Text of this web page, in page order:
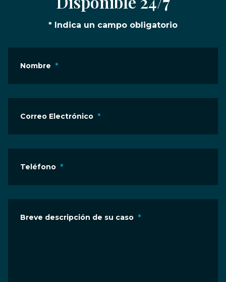
* Indica un campo obligatorio
Nombre *
Correo Electrónico *
Teléfono *
Breve descripción de su caso *